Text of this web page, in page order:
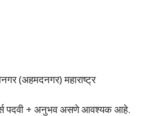
(अहमदनगर) महाराष्ट्र
पदवी + अनुभव असणे आवश्यक आहे.